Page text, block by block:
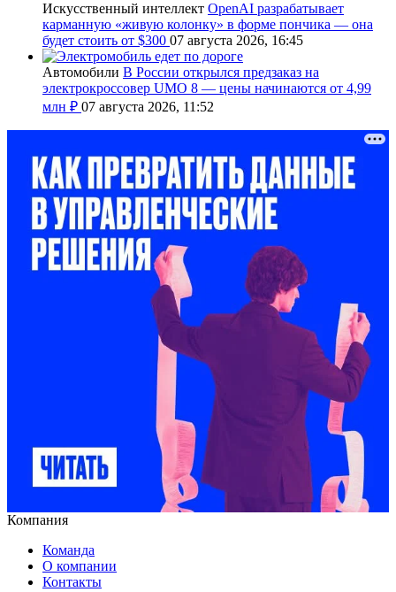
Искусственный интеллект OpenAI разрабатывает
карманную «живую колонку» в форме пончика — она
будет стоить от $300 07 августа 2026, 16:45
Автомобили В России открылся предзаказ на
электрокроссовер UMO 8 — цены начинаются от 4,99
млн ₽ 07 августа 2026, 11:52
Компания
Команда
О компании
Контакты